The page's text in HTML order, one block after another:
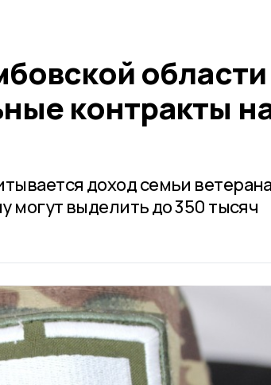
области
контракты
доход семьи
могут выделить до 350 тысяч